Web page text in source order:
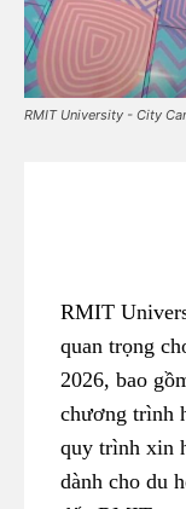
RMIT University - City
RMIT
quan trọng
2026, bao
chương trình
quy trình xin
dành cho du